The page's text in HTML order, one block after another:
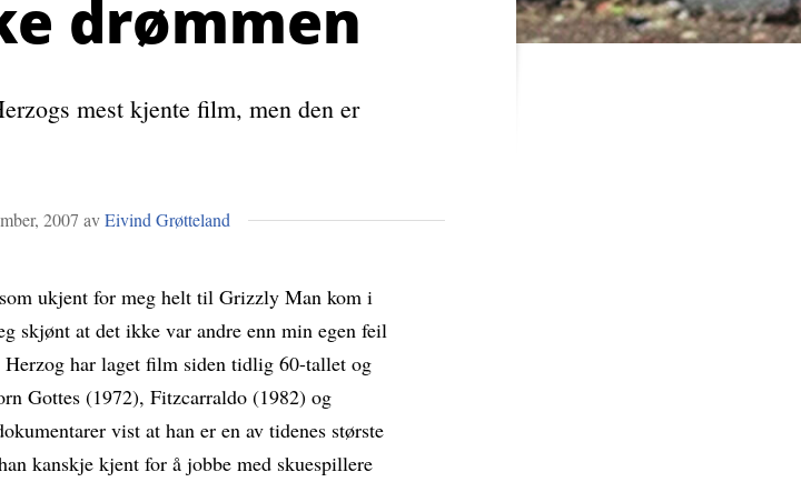
drømmen
mest kjente film, men den er
2007 Eivind Grøtteland
ukjent for meg helt til Grizzly Man kom i
skjønt at det ikke var andre enn min egen feil
har laget film siden tidlig 60-tallet og
Gottes (1972), Fitzcarraldo (1982) og
vist at han er en av tidenes største
kanskje kjent for å jobbe med skuespillere